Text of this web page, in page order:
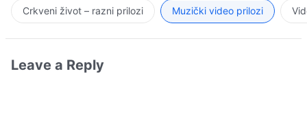
Crkveni život – razni prilozi Muzički video prilozi
Leave a Reply